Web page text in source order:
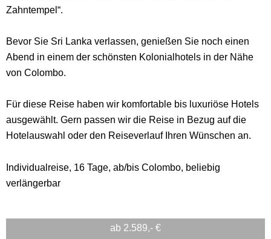
Zahntempel“.
Bevor Sie Sri Lanka verlassen, genießen Sie noch einen
Abend in einem der schönsten Kolonialhotels in der Nähe
von Colombo.
Für diese Reise haben wir komfortable bis luxuriöse Hotels
ausgewählt. Gern passen wir die Reise in Bezug auf die
Hotelauswahl oder den Reiseverlauf Ihren Wünschen an.
Individualreise, 16 Tage, ab/bis Colombo, beliebig
verlängerbar
ab 2.589,- €